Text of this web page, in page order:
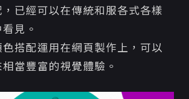
已經可以在傳統和服各式各樣
見。
搭配運用在網頁製作上，可以
當豐富的視覺體驗。